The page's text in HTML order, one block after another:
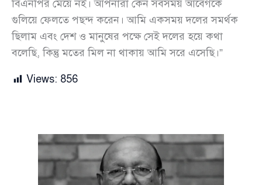
বিএনপির মেয়ে নই। আপনারা কেন সবসময় আবেগকে
গুলিয়ে ফেলতে পছন্দ করেন। আমি একসময় দলের সমর্থক
ছিলাম এবং দেশ ও মানুষের পক্ষে সেই দলের হয়ে কথা
বলেছি, কিন্তু মতের মিল না থাকায় আমি সরে এসেছি।”
Views: 856